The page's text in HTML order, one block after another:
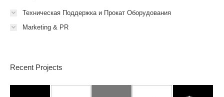
Техническая Поддержка и Прокат Оборудования
Marketing & PR
Recent Projects